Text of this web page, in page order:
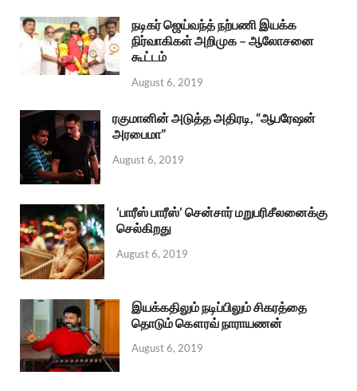
நடிகர் ஜெய்வந்த் நற்பணி இயக்க
நிர்வாகிகள் அறிமுக – ஆலோசனை
கூட்டம்
August 6, 2019
ரகுமானின் அடுத்த அதிரடி, “ஆபரேஷன்
அரபைமா”
August 6, 2019
‘பாரீஸ் பாரீஸ்’ சென்சார் மறுபரிசீலனைக்கு
செல்கிறது
August 6, 2019
இயக்கதிலும் நடிப்பிலும் சிகரத்தை
தொடும் கௌரவ் நாராயணன்
August 6, 2019